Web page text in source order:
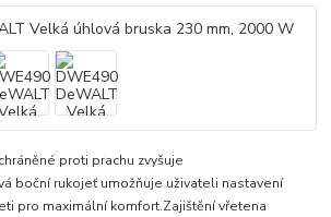
proti prachu zvyšuje
boční rukojeť umožňuje uživateli nastavení
pro maximální komfort.Zajištění vřetena